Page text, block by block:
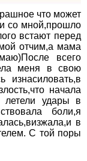
что может
со мной,прошло
встают перед
отчим,а мама
всего
меня в свою
начала
летели удары в
боли,я
в
С той поры